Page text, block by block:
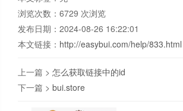
浏览次数： 6729 次浏览
发布日期：2024-08-26 16:22:01
本文链接： http://easybui.com/help/833.html
上一篇 > 怎么获取链接中的id
下一篇 > bui.store